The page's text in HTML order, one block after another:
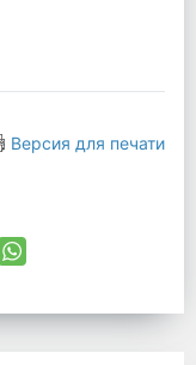
Версия для печати